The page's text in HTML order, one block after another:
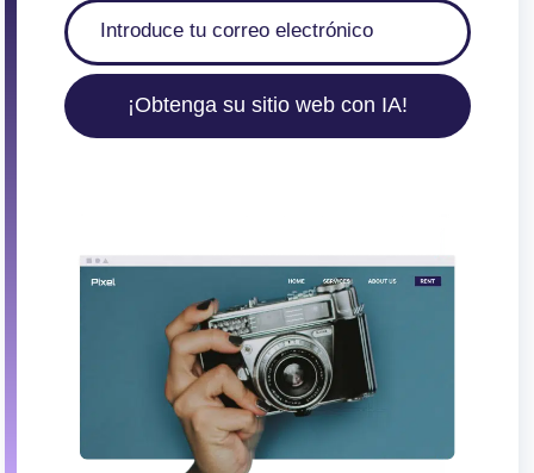
¡Obtenga su sitio web con IA!